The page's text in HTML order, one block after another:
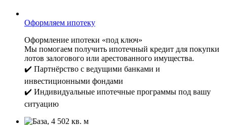
Оформляем ипотеку
Оформление ипотеки «под ключ»
Мы помогаем получить ипотечный кредит для покупки
лотов залогового или арестованного имущества.
✔️ Партнёрство с ведущими банками и
инвестиционными фондами
✔️ Индивидуальные ипотечные программы под вашу
ситуацию